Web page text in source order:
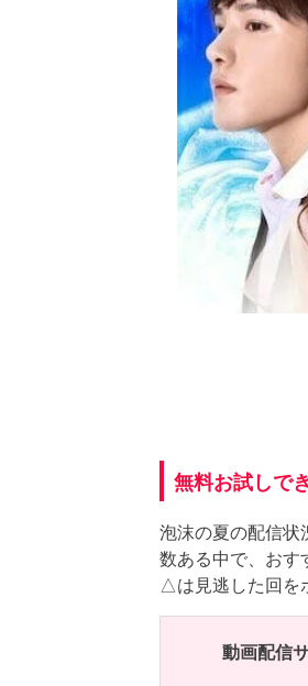
無料お試しで
泡沫の夏の配信状
数ある中で、おす
△は見逃した回を
動画配信